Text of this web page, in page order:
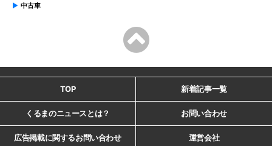
中古車
TOP 新着記事一覧
くるまのニュースとは？ お問い合わせ
広告掲載に関するお問い合わせ 運営会社